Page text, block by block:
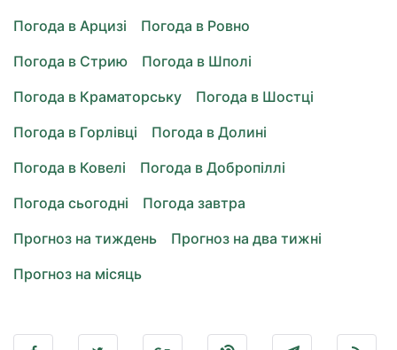
Погода в Арцизі
Погода в Ровно
Погода в Стрию
Погода в Шполі
Погода в Краматорську
Погода в Шостці
Погода в Горлівці
Погода в Долині
Погода в Ковелі
Погода в Добропіллі
Погода сьогодні
Погода завтра
Прогноз на тиждень
Прогноз на два тижні
Прогноз на місяць